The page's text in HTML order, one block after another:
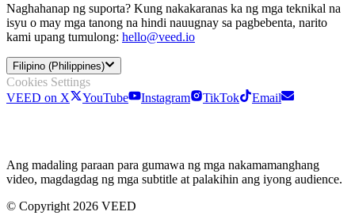
Naghahanap ng suporta? Kung nakakaranas ka ng mga teknikal na
isyu o may mga tanong na hindi nauugnay sa pagbebenta, narito
kami upang tumulong: hello@veed.io
Filipino (Philippines)
Cookies Settings
VEED on X
YouTube Instagram TikTok Email
Ang madaling paraan para gumawa ng mga nakamamanghang
video, magdagdag ng mga subtitle at palakihin ang iyong audience.
© Copyright 2026 VEED